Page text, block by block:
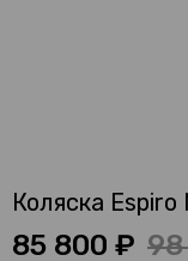
Коляска Espiro
85 800 ₽